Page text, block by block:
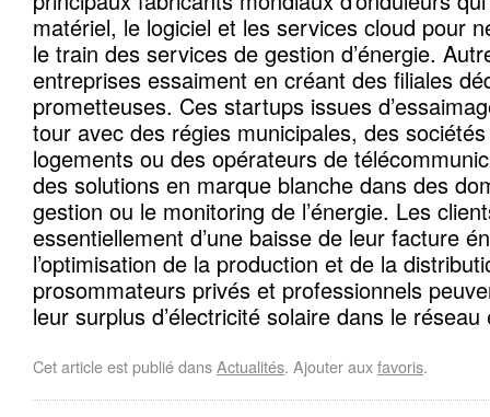
matériel, le logiciel et les services cloud pour
le train des services de gestion d’énergie.
entreprises essaiment en créant des filiales
prometteuses. Ces startups issues
tour avec des régies municipales, des
logements ou des opérateurs de
des solutions en marque blanche dans des
gestion ou le monitoring de l’énergie. Les
essentiellement d’une baisse de leur facture
l’optimisation de la production et de la
prosommateurs privés et professionnels
leur surplus d’électricité solaire dans le
Cet article est publié dansActualités. Ajouter auxfavoris.